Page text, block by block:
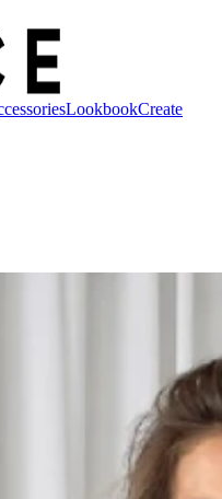
LookbookCreate